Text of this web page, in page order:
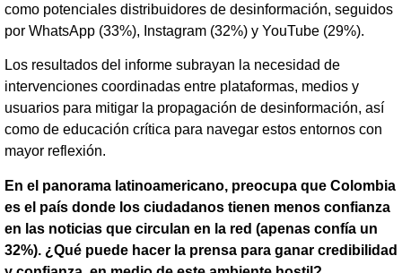
como potenciales distribuidores de desinformación, seguidos
por WhatsApp (33%), Instagram (32%) y YouTube (29%).
Los resultados del informe subrayan la necesidad de
intervenciones coordinadas entre plataformas, medios y
usuarios para mitigar la propagación de desinformación, así
como de educación crítica para navegar estos entornos con
mayor reflexión.
En el panorama latinoamericano, preocupa que Colombia
es el país donde los ciudadanos tienen menos confianza
en las noticias que circulan en la red (apenas confía un
32%). ¿Qué puede hacer la prensa para ganar credibilidad